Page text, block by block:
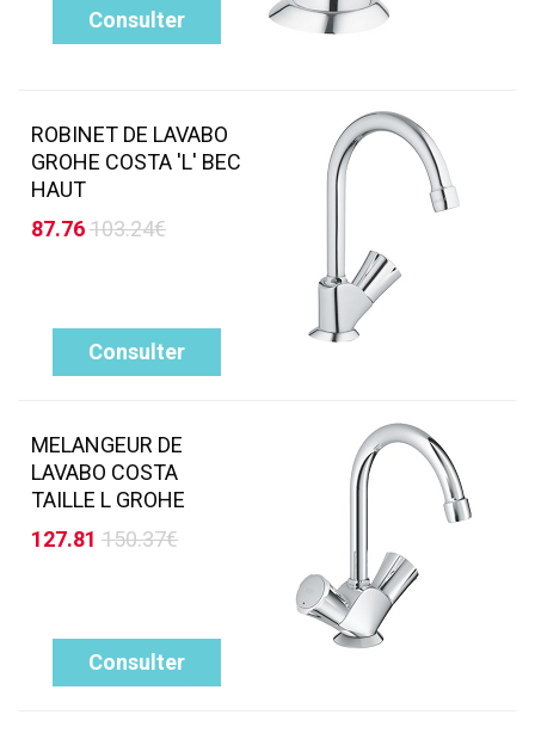
Consulter
ROBINET DE LAVABO
GROHE COSTA 'L' BEC
HAUT
87.76103.24€
Consulter
MELANGEUR DE
LAVABO COSTA
TAILLE L GROHE
127.81 150.37€
Consulter